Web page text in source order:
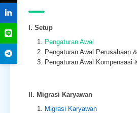
I. Setup
Pengaturan Awal
Pengaturan Awal Perusahaan
Pengaturan Awal Kompensasi
II. Migrasi Karyawan
Migrasi Karyawan